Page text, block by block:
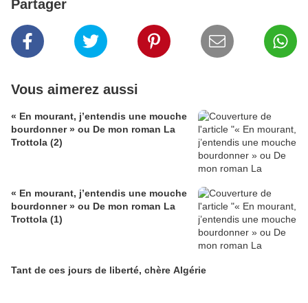
Partager
Vous aimerez aussi
« En mourant, j’entendis une mouche
bourdonner » ou De mon roman La
Trottola (2)
« En mourant, j’entendis une mouche
bourdonner » ou De mon roman La
Trottola (1)
Tant de ces jours de liberté, chère Algérie